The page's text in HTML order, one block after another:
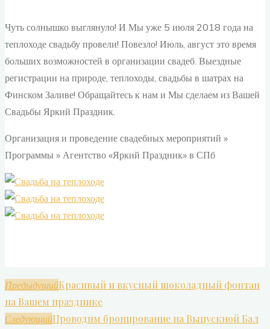
Чуть солнышко выглянуло! И Мы уже 5 июля 2018 года на
теплоходе свадьбу провели! Повезло! Июль, август это время
больших возможностей в организации свадеб. Выездные
регистрации на природе, теплоходы, свадьбы в шатрах на
Финском Заливе! Обращайтесь к нам и Мы сделаем из Вашей
Свадьбы Яркий Праздник.
Организация и проведение свадебных мероприятий »
Программы » Агентство «Яркий Праздник» в СПб
ПредыдущийКрасивый и вкусный шоколадный фонтан
на Вашем празднике
СледующийПроводим бронирование на Выпускной Бал